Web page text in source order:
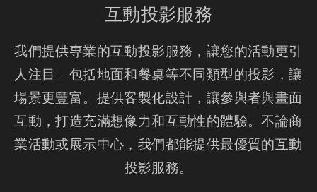
互動投影服務
我們提供專業的互動投影服務，讓您的活動更引
人注目。包括地面和餐桌等不同類型的投影，讓
場景更豐富。提供客製化設計，讓參與者與畫面
互動，打造充滿想像力和互動性的體驗。不論商
業活動或展示中心，我們都能提供最優質的互動
投影服務。